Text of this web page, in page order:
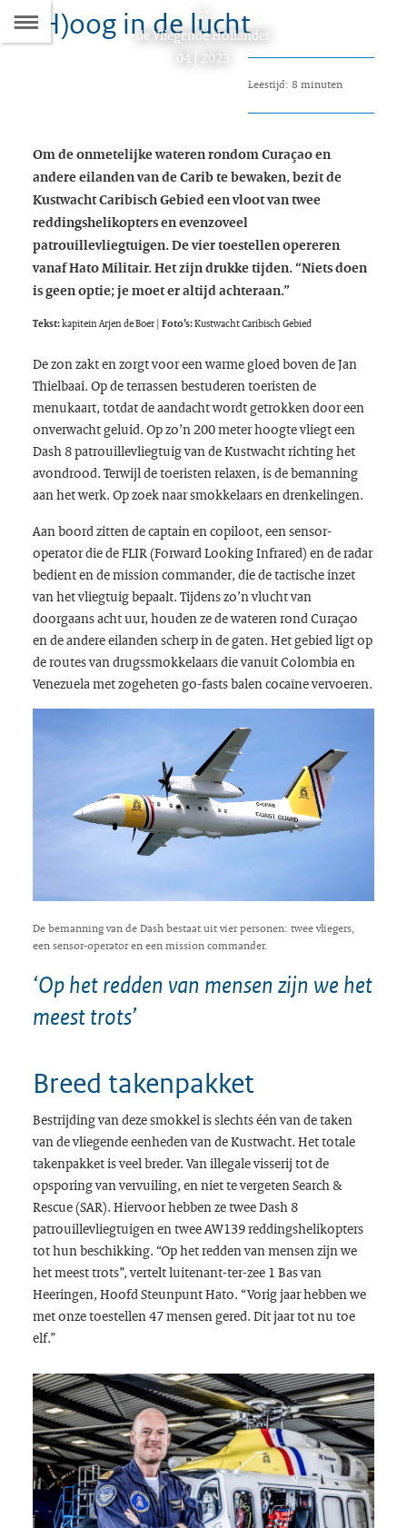
Dit
de Vliegende Hollander
04 | 2023
(H)oog in de lucht
Leestijd: 8 minuten
Om de onmetelijke wateren rondom Curaçao en
andere eilanden van de Carib te bewaken, bezit de
Kustwacht Caribisch Gebied een vloot van twee
reddingshelikopters en evenzoveel
patrouillevliegtuigen. De vier toestellen opereren
vanaf Hato Militair. Het zijn drukke tijden. “Niets doen
is geen optie; je moet er altijd achteraan.”
Tekst:kapitein Arjen de Boer | Foto’s:Kustwacht Caribisch Gebied
De zon zakt en zorgt voor een warme gloed boven de Jan
Thielbaai. Op de terrassen bestuderen toeristen de
menukaart, totdat de aandacht wordt getrokken door een
onverwacht geluid. Op zo’n 200 meter hoogte vliegt een
Dash 8 patrouillevliegtuig van de Kustwacht richting het
avondrood. Terwijl de toeristen relaxen, is de bemanning
aan het werk. Op zoek naar smokkelaars en drenkelingen.
Aan boord zitten decaptain en copiloot, een sensor-
operator die de FLIR (Forward Looking Infrared) en de radar
bedient en demission commander, die de tactische inzet
van het vliegtuig bepaalt. Tijdens zo’n vlucht van
doorgaans acht uur, houden ze de wateren rond Curaçao
en de andere eilanden scherp in de gaten. Het gebied ligt op
de routes van drugssmokkelaars die vanuit Colombia en
Venezuela met zogeheten go-fastsbalen cocaïne vervoeren.
De bemanning van de Dash bestaat uit vier personen: twee vliegers,
een sensor-operator en een mission commander.
‘Op het redden van mensen zijn we het
meest trots’
Breed takenpakket
Bestrijding van deze smokkel is slechts één van de taken
van de vliegende eenheden van de Kustwacht. Het totale
takenpakket is veel breder. Van illegale visserij tot de
opsporing van vervuiling, en niet te vergeten Search &
Rescue(SAR). Hiervoor hebben ze twee Dash 8
patrouillevliegtuigen en twee AW139 reddingshelikopters
tot hun beschikking. “Op het redden van mensen zijn we
het meest trots”, vertelt luitenant-ter-zee 1 Bas van
Heeringen, Hoofd Steunpunt Hato. “Vorig jaar hebben we
met onze toestellen 47 mensen gered. Dit jaar tot nu toe
elf.”
Naar
de